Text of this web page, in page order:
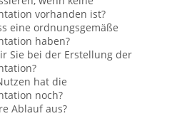
vorhanden ist?
eine ordnungsgemäße
haben?
Sie bei der Erstellung der
hat die
noch?
Ablauf aus?